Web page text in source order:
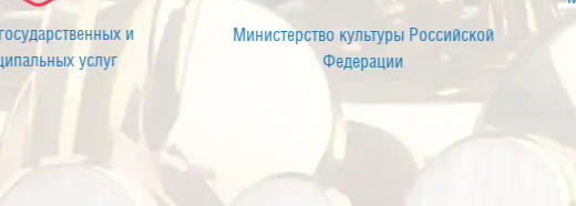
Портал государственных и
муниципальных услуг
Министерство культуры